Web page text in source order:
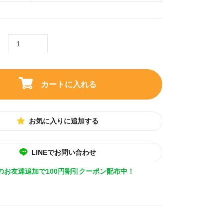
カートに入れる
お気に入りに追加する
LINEでお問い合わせ
お友達追加で100円割引クーポン配布中！